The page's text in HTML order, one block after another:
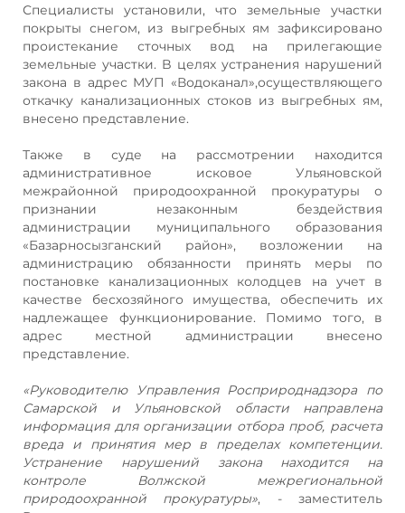
Специалисты установили, что земельные участки
покрыты снегом, из выгребных ям зафиксировано
проистекание сточных вод на прилегающие
земельные участки. B целях устранения нарушений
закона в адрес МУП «Водоканал»,осуществляющего
откачку канализационных стоков из выгребных ям,
внесено представление.
Также в суде на рассмотрении находится
административное исковое Ульяновской
межрайонной природоохранной прокуратуры о
признании незаконным бездействия
администрации муниципального образования
«Базарносызганский район», возложении на
администрацию обязанности принять меры по
постановке канализационных колодцев на учет в
качестве бесхозяйного имущества, обеспечить их
надлежащее функционирование. Помимо того, в
адрес местной администрации внесено
представление.
«Руководителю Управления Росприроднадзора по
Самарской и Ульяновской области направлена
информация для организации отбора проб, расчета
вреда и принятия мер в пределах компетенции.
Устранение нарушений закона находится на
контроле Волжской межрегиональной
природоохранной прокуратуры», - заместитель